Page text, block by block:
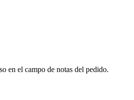
en el campo de notas del pedido.